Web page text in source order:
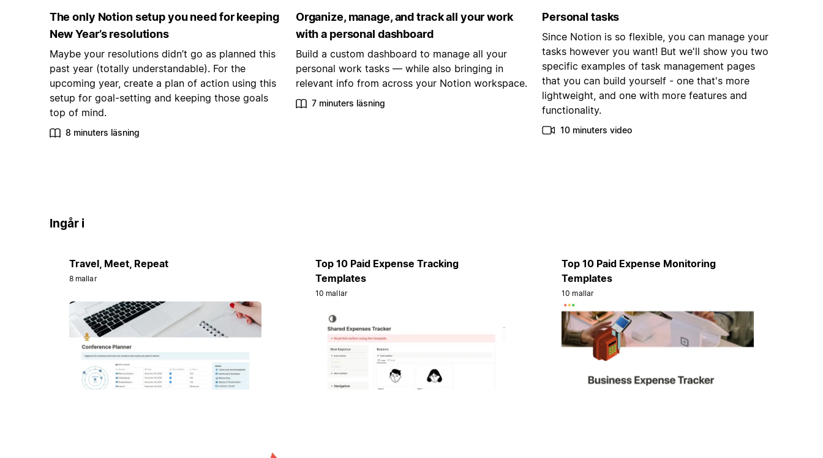
The only Notion setup you need for keeping
New Year’s resolutions
Maybe your resolutions didn’t go as planned this
past year (totally understandable). For the
upcoming year, create a plan of action using this
setup for goal-setting and keeping those goals
top of mind.
8 minuters läsning
Organize, manage, and track all your work
with a personal dashboard
Build a custom dashboard to manage all your
personal work tasks — while also bringing in
relevant info from across your Notion workspace.
7 minuters läsning
Personal tasks
Since Notion is so flexible, you can manage your
tasks however you want! But we'll show you two
specific examples of task management pages
that you can build yourself - one that's more
lightweight, and one with more features and
functionality.
10 minuters video
Ingår i
Travel, Meet, Repeat
8 mallar
Top 10 Paid Expense Tracking
Templates
10 mallar
Top 10 Paid Expense Monitoring
Templates
10 mallar